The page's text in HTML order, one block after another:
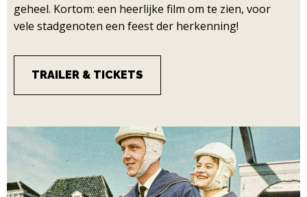
geheel. Kortom: een heerlijke film om te zien, voor
vele stadgenoten een feest der herkenning!
TRAILER & TICKETS